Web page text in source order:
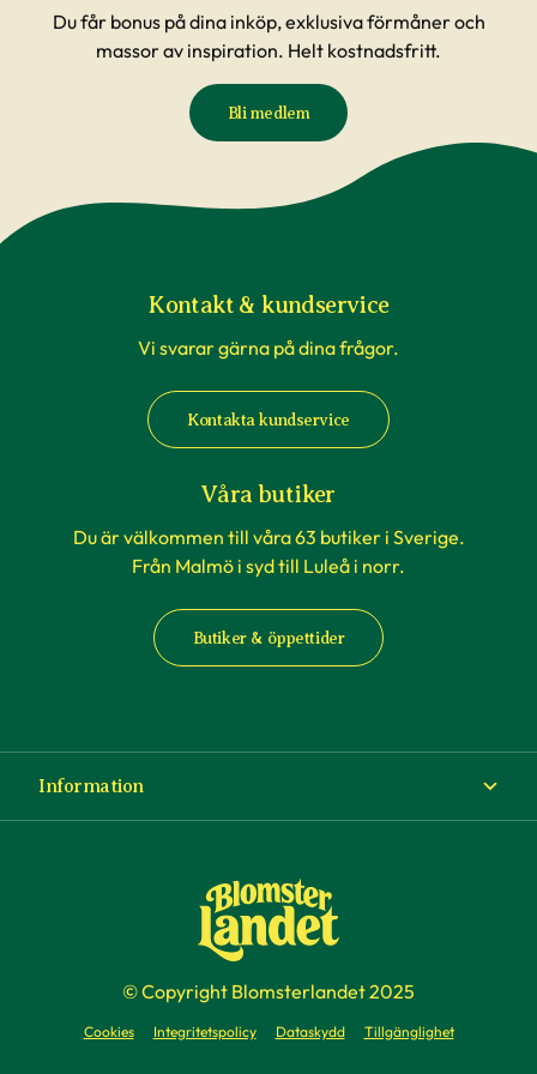
Du får bonus på dina inköp, exklusiva förmåner och
massor av inspiration. Helt kostnadsfritt.
Bli medlem
Kontakt & kundservice
Vi svarar gärna på dina frågor.
Kontakta kundservice
Våra butiker
Du är välkommen till våra 63 butiker i Sverige.
Från Malmö i syd till Luleå i norr.
Butiker & öppettider
Information
Köp- och leveransvillkor
Företag
© Copyright Blomsterlandet 2025
Cookies Integritetspolicy Dataskydd Tillgänglighet